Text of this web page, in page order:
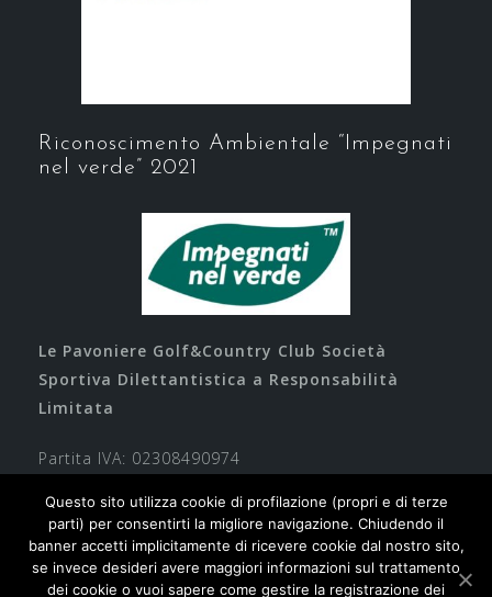
Riconoscimento Ambientale “Impegnati
nel verde” 2021
Le Pavoniere Golf&Country Club Società
Sportiva Dilettantistica a Responsabilità
Limitata
Partita IVA: 02308490974
Questo sito utilizza cookie di profilazione (propri e di terze
parti) per consentirti la migliore navigazione. Chiudendo il
banner accetti implicitamente di ricevere cookie dal nostro sito,
se invece desideri avere maggiori informazioni sul trattamento
dei cookie o vuoi sapere come gestire la registrazione dei